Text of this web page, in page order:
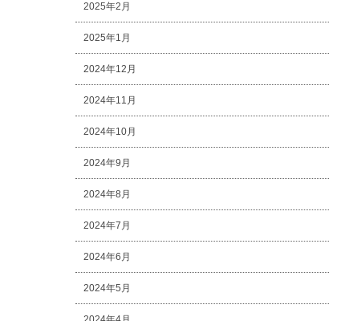
2025年2月
2025年1月
2024年12月
2024年11月
2024年10月
2024年9月
2024年8月
2024年7月
2024年6月
2024年5月